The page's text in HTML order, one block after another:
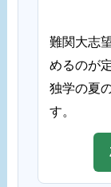
難関大志
めるのが
独学の夏
す。